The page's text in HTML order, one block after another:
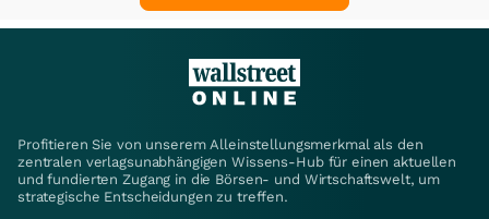
Profitieren Sie von unserem Alleinstellungsmerkmal als den
zentralen verlagsunabhängigen Wissens-Hub für einen aktuellen
und fundierten Zugang in die Börsen- und Wirtschaftswelt, um
strategische Entscheidungen zu treffen.